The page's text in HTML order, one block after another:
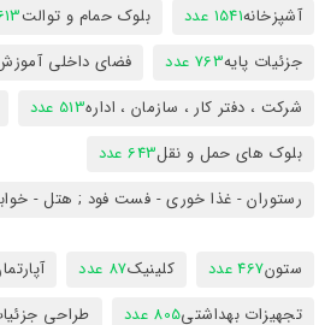
آشپزخانه1541 عدد بلوک حمام و توالت613
جزئیات پایه763 عدد فضای داخلی
شرکت ، دفتر کار ، سازمان ، اداره513 عدد
بلوک های حمل و نقل643 عدد
رستوران - غذا خوری - فست فود ; هتل -
ستون467 عدد کلینیک87 عدد
تجهیزات بهداشتی805 عدد طراحی